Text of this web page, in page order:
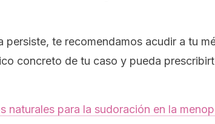
persiste, te recomendamos acudir a tu
concreto de tu caso y pueda
naturales para la sudoración en la